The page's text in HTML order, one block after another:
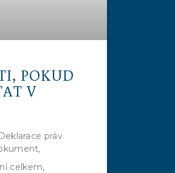
POKUD
V
práv
celkem,